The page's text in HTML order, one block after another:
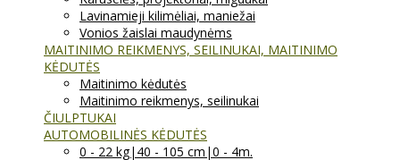
Lavinamieji kilimėliai, maniežai
Vonios žaislai maudynėms
MAITINIMO REIKMENYS, SEILINUKAI, MAITINIMO
KĖDUTĖS
Maitinimo kėdutės
Maitinimo reikmenys, seilinukai
ČIULPTUKAI
AUTOMOBILINĖS KĖDUTĖS
0 - 22 kg|40 - 105 cm|0 - 4m.